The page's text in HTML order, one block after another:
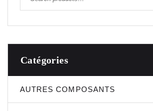
Catégories
AUTRES COMPOSANTS